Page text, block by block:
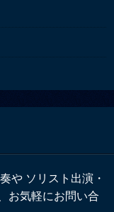
や ソリスト出演・
お気軽にお問い合